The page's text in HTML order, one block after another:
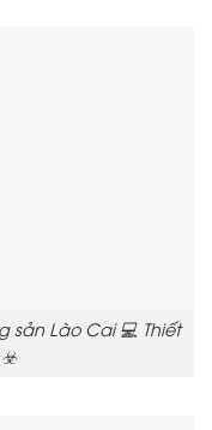
sản Lào Cai 💻 Thiết
☣️